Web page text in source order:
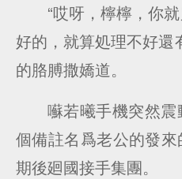
“哎呀，檸檸，你
好的，就算処理不好還
的胳膊撒嬌道。
囌若曦手機突然
個備註名爲老公的發
期後廻國接手集團。